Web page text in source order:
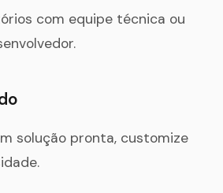
com equipe técnica ou
solução pronta, customize